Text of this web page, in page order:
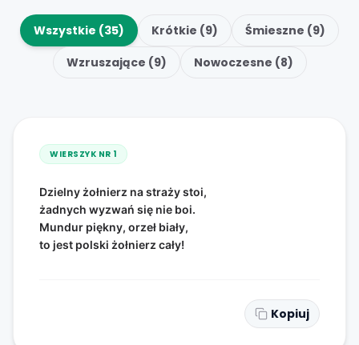
Wszystkie (35) Krótkie (9)
Śmieszne (9)
Wzruszające (9)
Nowoczesne (8)
WIERSZYK NR 1
Dzielny żołnierz na straży stoi,
żadnych wyzwań się nie boi.
Mundur piękny, orzeł biały,
to jest polski żołnierz cały!
Kopiuj